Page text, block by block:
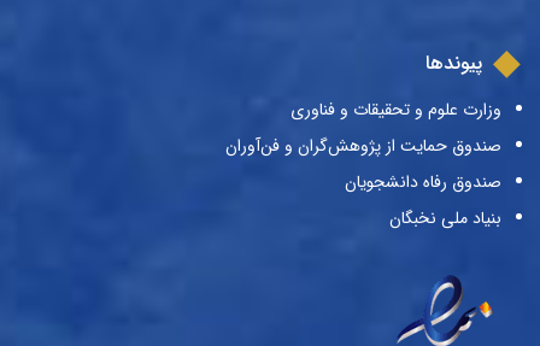
پیوندها
وزارت علوم و تحقیقات و فناوری
صندوق حمایت از پژوهش‌گران و فن‌آوران
صندوق رفاه دانشجویان
بنیاد ملی نخبگان